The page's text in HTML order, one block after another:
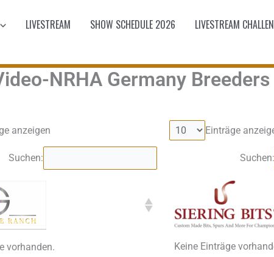
LIVESTREAM SHOW SCHEDULE 2026 LIVESTREAM
NRHA Germany
anzeigen
Suchen:
vorhanden.
Einträge
Suchen:
Keine Einträge